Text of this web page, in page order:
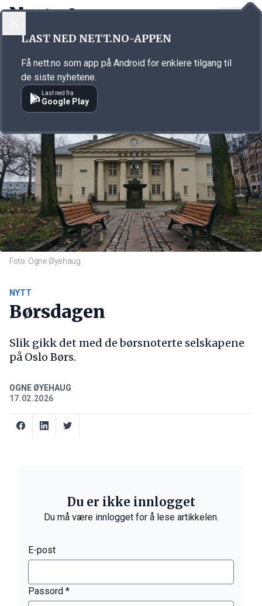
Annonsørinnhold
Foto: Ogne Øyehaug
NYTT
Børsdagen
Slik gikk det med de børsnoterte selskapene
på Oslo Børs.
OGNE ØYEHAUG
17.02.2026
Du er ikke innlogget
Du må være innlogget for å lese artikkelen.
E-post
Passord *
LAST NED NETT.NO-APPEN
Få nett.no som app på Android for enklere tilgang til
de siste nyhetene.
Last ned fra
Google Play